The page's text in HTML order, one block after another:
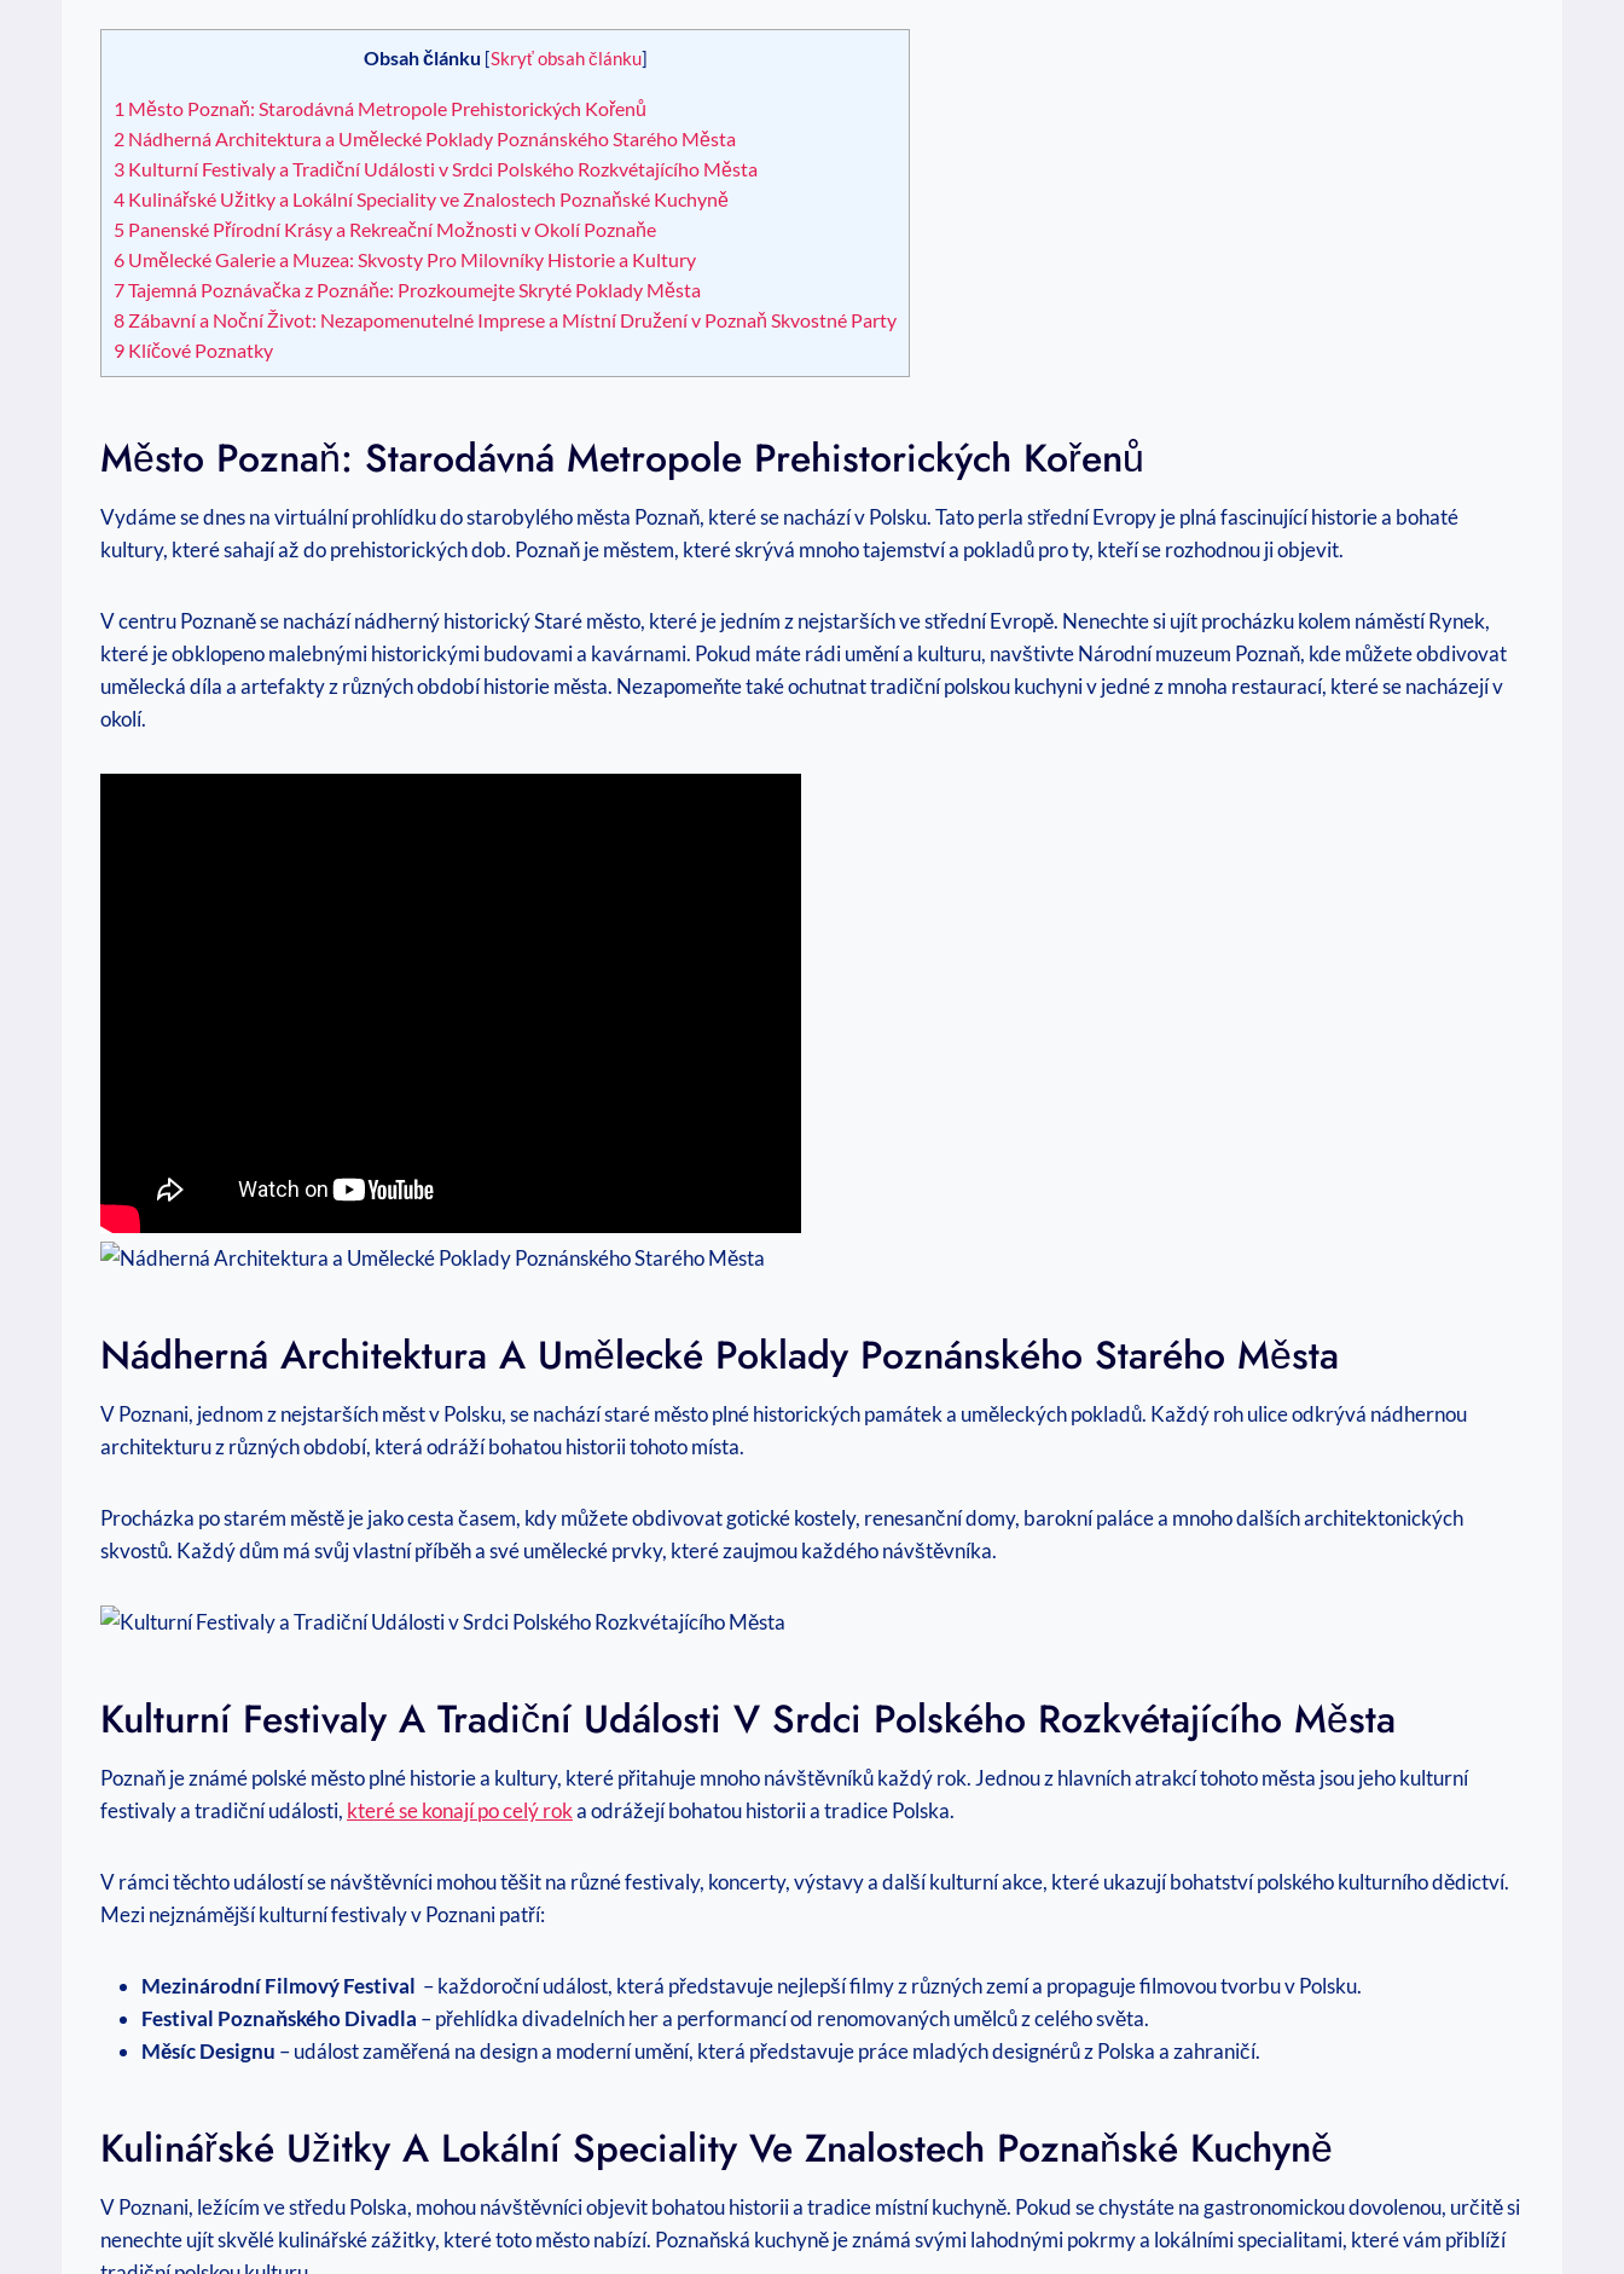
Obsah článku [Skryť obsah článku]
1 Město Poznaň: Starodávná Metropole Prehistorických Kořenů
2 Nádherná Architektura a Umělecké Poklady​ Poznánského⁣ Starého Města
3 Kulturní‍ Festivaly⁣ a​ Tradiční Události v ⁤Srdci Polského Rozkvétajícího ⁢Města
4 Kulinářské Užitky a ⁤Lokální Speciality ve Znalostech Poznaňské‌ Kuchyně
5 Panenské Přírodní Krásy a Rekreační ‍Možnosti⁢ v Okolí Poznaňe
6 Umělecké Galerie a‌ Muzea:⁢ Skvosty Pro Milovníky Historie a Kultury
7Tajemná Poznávačka z Poznáňe: Prozkoumejte Skryté ⁢Poklady ⁤Města
8 Zábavní a⁣ Noční ⁣Život: Nezapomenutelné Imprese a Místní Družení⁢ v Poznaň Skvostné Party
9 Klíčové Poznatky
Město Poznaň: Starodávná Metropole Prehistorických Kořenů
Vydáme⁣ se dnes na virtuální prohlídku do starobylého města Poznaň, které‍ se nachází v Polsku.⁢ Tato ‌perla​ střední‍ Evropy ⁢je plná fascinující historie a bohaté
kultury, které sahají až‌ do prehistorických dob. Poznaň ​je městem, které skrývá ‌mnoho ​tajemství a‌ pokladů⁢ pro ty, kteří se rozhodnou ji objevit.
V centru Poznaně se nachází nádherný historický Staré město, které je‌ jedním z nejstarších ve⁢ střední Evropě. Nenechte si ujít procházku kolem ⁤náměstí Rynek,
které je obklopeno ‍malebnými historickými budovami a kavárnami. ⁢Pokud​ máte rádi umění a kulturu, navštivte​ Národní muzeum Poznaň,‍ kde můžete obdivovat
umělecká díla a artefakty ‍z různých období historie města. Nezapomeňte také ochutnat ​tradiční polskou​ kuchyni v jedné z mnoha restaurací, které se nacházejí v
okolí.
Nádherná Architektura A Umělecké Poklady​ Poznánského⁣ Starého Města
V Poznani, jednom z⁣ nejstarších měst‍ v Polsku, se ‍nachází staré ⁢město plné historických​ památek a uměleckých‌ pokladů. Každý​ roh‌ ulice odkrývá nádhernou
architekturu z různých období,​ která odráží bohatou historii tohoto místa.
Procházka ⁢po starém městě⁢ je jako cesta⁤ časem, kdy můžete obdivovat gotické⁣ kostely, renesanční domy, barokní ​paláce a mnoho dalších architektonických
skvostů. ‍Každý dům ‌má svůj ⁢vlastní příběh a své umělecké ​prvky, které ‍zaujmou každého ⁤návštěvníka. ⁣
Kulturní‍ Festivaly⁣ A​ Tradiční Události V ⁤Srdci Polského Rozkvétajícího ⁢Města
Poznaň‌ je známé polské město plné historie a‍ kultury, ⁣které přitahuje‌ mnoho návštěvníků každý rok. Jednou z hlavních‌ atrakcí tohoto města jsou jeho ⁢kulturní‍
festivaly a tradiční události,‍ které se konají po celý roka odrážejí bohatou ⁤historii a tradice Polska.
V​ rámci těchto ‍událostí‍ se návštěvníci mohou těšit ⁣na různé‍ festivaly, koncerty, výstavy a ‍další kulturní akce, které ukazují bohatství polského kulturního ‌dědictví.
Mezi nejznámější kulturní festivaly v Poznani patří:
Mezinárodní Filmový ‌Festival ​ – každoroční událost, která představuje nejlepší filmy z různých‍ zemí a propaguje‍ filmovou ‍tvorbu v Polsku.
Festival Poznaňského Divadla – přehlídka divadelních⁤ her a performancí ⁢od ⁢renomovaných umělců ​z celého ​světa.
Měsíc Designu – událost zaměřená⁢ na design a moderní ‍umění, ⁤která představuje práce​ mladých designérů ‍z​ Polska a ‍zahraničí.
Kulinářské Užitky A ⁤Lokální Speciality Ve Znalostech Poznaňské‌ Kuchyně
V Poznani, ležícím‌ ve středu⁤ Polska,‍ mohou‍ návštěvníci objevit bohatou ‍historii a tradice místní kuchyně. Pokud se ​chystáte na gastronomickou dovolenou, ⁣určitě si⁣
nenechte ujít⁣ skvělé ⁤kulinářské zážitky, které toto město nabízí. Poznaňská kuchyně je​ známá svými lahodnými pokrmy a lokálními specialitami, které vám přiblíží